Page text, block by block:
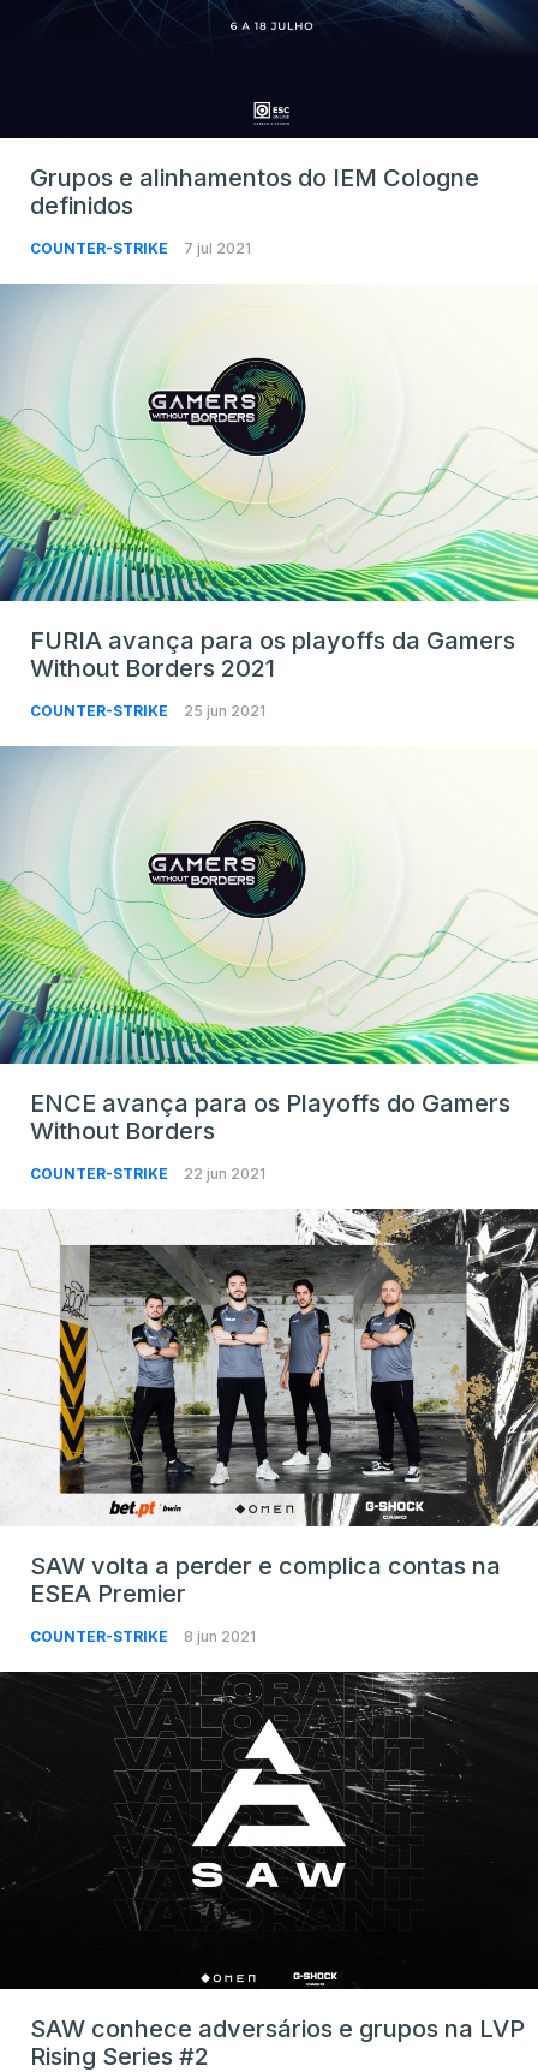
Grupos e alinhamentos do IEM Cologne
definidos
COUNTER-STRIKE 7 jul 2021
FURIA avança para os playoffs da Gamers
Without Borders 2021
COUNTER-STRIKE 25 jun 2021
ENCE avança para os Playoffs do Gamers
Without Borders
COUNTER-STRIKE 22 jun 2021
SAW volta a perder e complica contas na
ESEA Premier
COUNTER-STRIKE 8 jun 2021
SAW conhece adversários e grupos na LVP
Rising Series #2